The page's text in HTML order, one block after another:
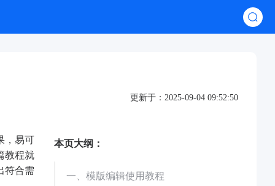
更新于：2025-09-04 09:52:50
，易可
教程就
符合需
本页大纲：
一、模版编辑使用教程